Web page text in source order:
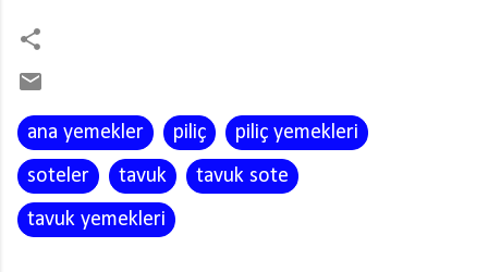
ana yemekler piliç
piliç yemekleri
soteler
tavuk
tavuk sote
tavuk yemekleri